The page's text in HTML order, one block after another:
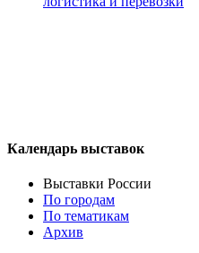
Календарь выставок
Выставки России
По городам
По тематикам
Архив